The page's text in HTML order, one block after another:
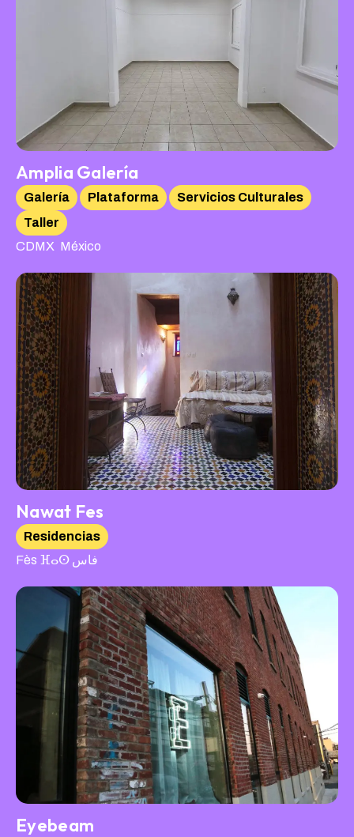
Amplia Galería
Galería Plataforma
Servicios Culturales
Taller
CDMX México
Nawat Fes
Residencias
Fès ⴼⴰⵙ فاس
Eyebeam